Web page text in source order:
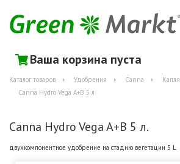
Ваша корзина пуста
Каталог товаров Удобрения Canna
Капля
Canna Hydro Vega A+B 5 л
Canna Hydro Vega A+B 5 л.
двухкомпонентное удобрение на стадию вегетации 5 L